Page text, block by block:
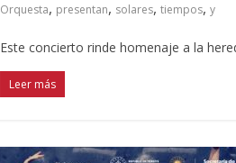
Orquesta, presentan, solares, tiempos, y
Este concierto rinde homenaje a la
Leer más